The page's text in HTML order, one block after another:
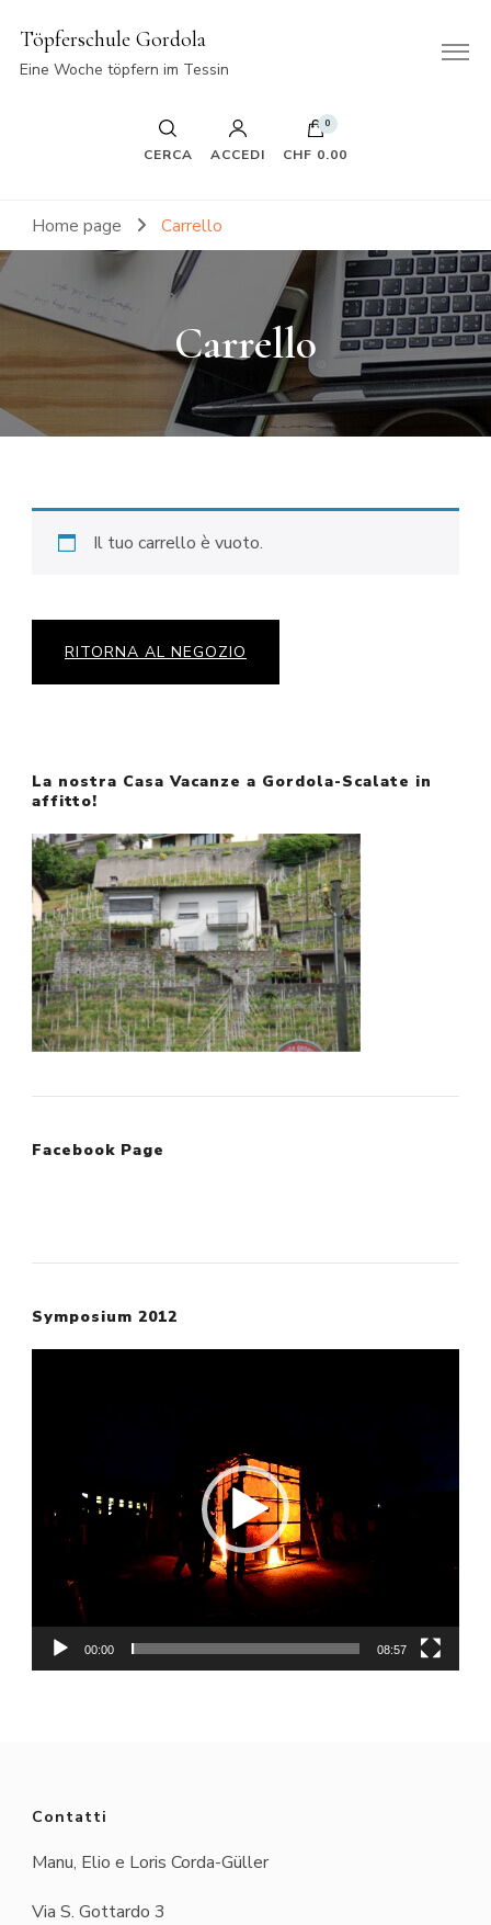
Töpferschule Gordola
Eine Woche töpfern im Tessin
CERCA ACCEDI
0
CHF 0.00
Home page Carrello
Carrello
Il tuo carrello è vuoto.
RITORNA AL NEGOZIO
La nostra Casa Vacanze a Gordola-Scalate in
affitto!
Facebook Page
Symposium 2012
00:00 08:57
Contatti
Manu, Elio e Loris Corda-Güller
Via S. Gottardo 3